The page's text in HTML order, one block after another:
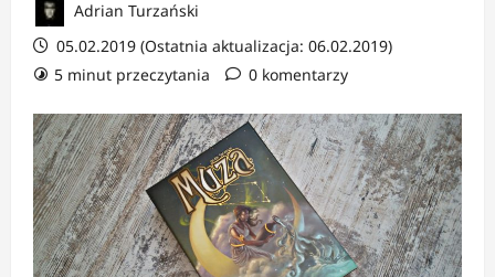
Adrian Turzański
05.02.2019 (Ostatnia aktualizacja: 06.02.2019)
5 minut przeczytania
0 komentarzy